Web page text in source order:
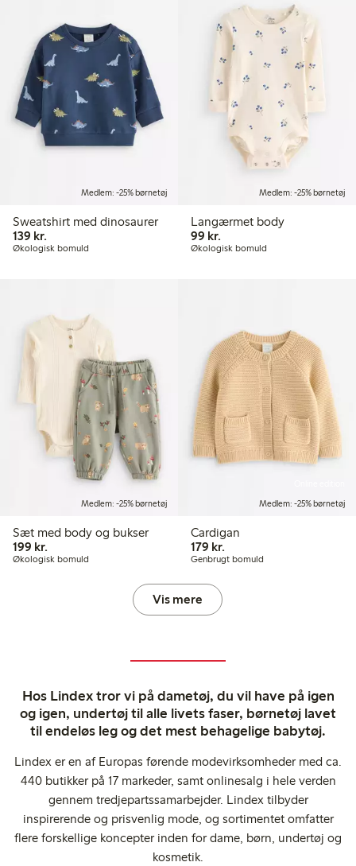
Medlem: -25% børnetøj
Sweatshirt med dinosaurer
139 kr.
Økologisk bomuld
Medlem: -25% børnetøj
Langærmet body
99 kr.
Økologisk bomuld
Medlem: -25% børnetøj
Sæt med body og bukser
199 kr.
Økologisk bomuld
Medlem: -25% børnetøj
Cardigan
179 kr.179,00 kr.
Genbrugt bomuld
Vis mere
Hos Lindex tror vi på dametøj, du vil have på igen
og igen, undertøj til alle livets faser, børnetøj lavet
til endeløs leg og det mest behagelige babytøj.
Lindex er en af Europas førende modevirksomheder med ca.
440 butikker på 17 markeder, samt onlinesalg i hele verden
gennem tredjepartssamarbejder. Lindex tilbyder
inspirerende og prisvenlig mode, og sortimentet omfatter
flere forskellige koncepter inden for dame, børn, undertøj og
kosmetik.